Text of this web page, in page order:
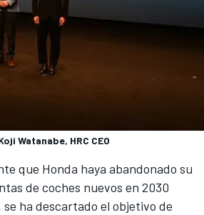
Watanabe, HRC CEO
que Honda haya abandonado su
de coches nuevos en 2030
ha descartado el objetivo de